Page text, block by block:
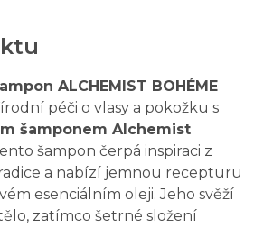
ALCHEMIST BOHÉME
péči o vlasy a pokožku s
šamponem Alchemist
šampon čerpá inspiraci z
a nabízí jemnou recepturu
esenciálním oleji. Jeho svěží
zatímco šetrné složení